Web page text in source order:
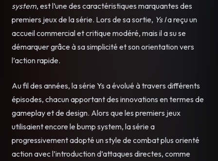
system, est l’une des caractéristiques marquantes des
premiers jeux de la série. Lors de sa sortie, Ys Ia reçu un
accueil commercial et critique modéré, mais il a su se
démarquer grâce à sa simplicité et son orientation vers
l’action rapide.
Au fil des années, la série Ys a évolué à travers différents
épisodes, chacun apportant des innovations en termes de
gameplay et de design. Alors que les premiers jeux
utilisaient encore le bump system, la série a
progressivement adopté un style de combat plus orienté
action avec l’introduction d’attaques directes, comme